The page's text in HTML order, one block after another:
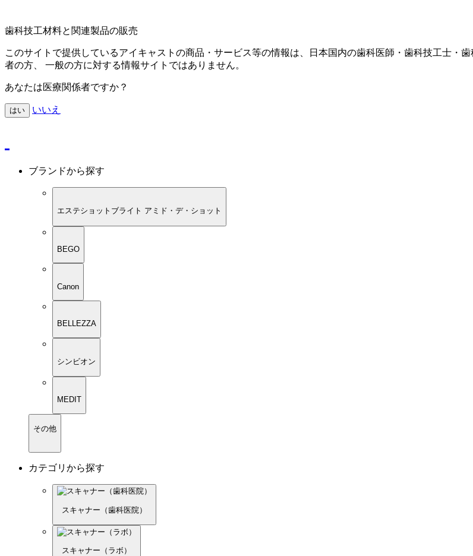
歯科技工材料と関連製品の販売
このサイトで提供しているアイキャストの商品・サービス等の情報は、日本国内の歯科医師・歯科技工士・
者の方、 一般の方に対する情報サイトではありません。
あなたは医療関係者ですか？
はい いいえ
ブランドから探す
エステショットブライト アミド・デ・ショット
BEGO
Canon
BELLEZZA
シンビオン
MEDIT
その他
カテゴリから探す
スキャナー（歯科医院）
スキャナー（ラボ）